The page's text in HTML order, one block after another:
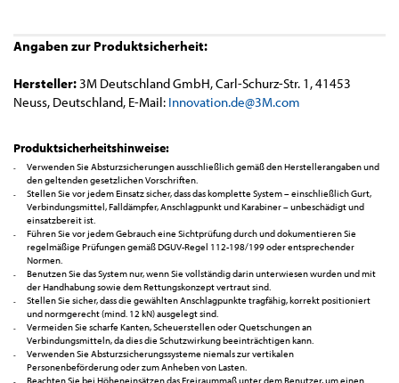
Angaben zur Produktsicherheit:
Hersteller:3M Deutschland GmbH, Carl-Schurz-Str. 1, 41453
Neuss, Deutschland, E-Mail: Innovation.de@3M.com
Produktsicherheitshinweise:
Verwenden Sie Absturzsicherungen ausschließlich gemäß den Herstellerangaben und
den geltenden gesetzlichen Vorschriften.
Stellen Sie vor jedem Einsatz sicher, dass das komplette System – einschließlich Gurt,
Verbindungsmittel, Falldämpfer, Anschlagpunkt und Karabiner – unbeschädigt und
einsatzbereit ist.
Führen Sie vor jedem Gebrauch eine Sichtprüfung durch und dokumentieren Sie
regelmäßige Prüfungen gemäß DGUV-Regel 112-198/199 oder entsprechender
Normen.
Benutzen Sie das System nur, wenn Sie vollständig darin unterwiesen wurden und mit
der Handhabung sowie dem Rettungskonzept vertraut sind.
Stellen Sie sicher, dass die gewählten Anschlagpunkte tragfähig, korrekt positioniert
und normgerecht (mind. 12 kN) ausgelegt sind.
Vermeiden Sie scharfe Kanten, Scheuerstellen oder Quetschungen an
Verbindungsmitteln, da dies die Schutzwirkung beeinträchtigen kann.
Verwenden Sie Absturzsicherungssysteme niemals zur vertikalen
Personenbeförderung oder zum Anheben von Lasten.